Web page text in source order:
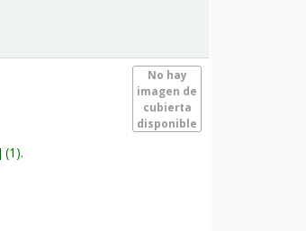
No hay
imagen de
cubierta
disponible
(1).